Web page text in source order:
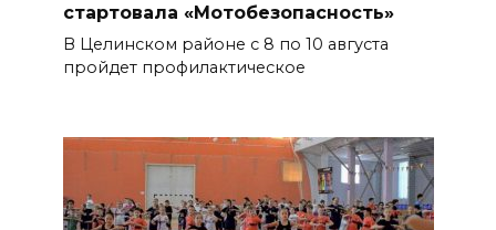
стартовала «Мотобезопасность»
В Целинском районе с 8 по 10 августа
пройдет профилактическое